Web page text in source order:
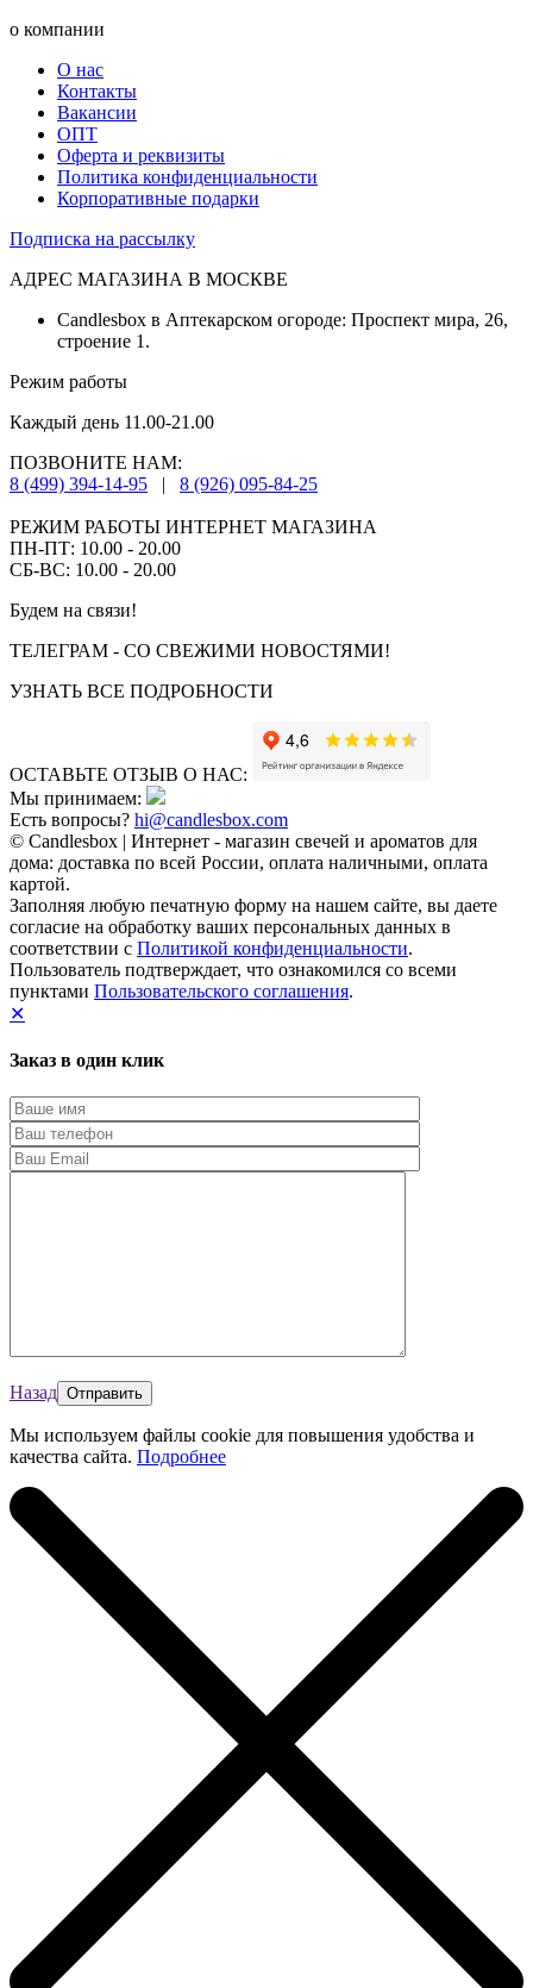
о компании
О нас
Контакты
Вакансии
ОПТ
Оферта и реквизиты
Политика конфиденциальности
Корпоративные подарки
Подписка на рассылку
АДРЕС МАГАЗИНА В МОСКВЕ
Candlesbox в Аптекарском огороде: Проспект мира, 26,
строение 1.
Режим работы
Каждый день 11.00-21.00
ПОЗВОНИТЕ НАМ:
8 (499) 394-14-95
| 8 (926) 095-84-25
РЕЖИМ РАБОТЫ ИНТЕРНЕТ МАГАЗИНА
ПН-ПТ: 10.00 - 20.00
СБ-ВС: 10.00 - 20.00
Будем на связи!
ТЕЛЕГРАМ - СО СВЕЖИМИ НОВОСТЯМИ!
УЗНАТЬ ВСЕ ПОДРОБНОСТИ
ОСТАВЬТЕ ОТЗЫВ О НАС:
Мы принимаем:
Есть вопросы? hi@candlesbox.com
© Candlesbox | Интернет - магазин свечей и ароматов для
дома: доставка по всей России, оплата наличными, оплата
картой.
Заполняя любую печатную форму на нашем сайте, вы даете
согласие на обработку ваших персональных данных в
соответствии с Политикой конфиденциальности.
Пользователь подтверждает, что ознакомился со всеми
пунктами Пользовательского соглашения.
✕
Заказ в один клик
Назад
Мы используем файлы cookie для повышения удобства и
качества сайта. Подробнее